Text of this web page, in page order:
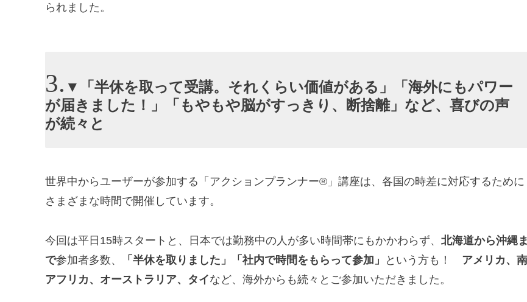
られました。
▼「半休を取って受講。それくらい価値がある」「海外にもパワー
が届きました！」「もやもや脳がすっきり、断捨離」など、喜びの声
が続々と
世界中からユーザーが参加する「アクションプランナー®」講座は、各国の時差に対応するために
さまざまな時間で開催しています。
今回は平日15時スタートと、日本では勤務中の人が多い時間帯にもかかわらず、 北海道から沖縄ま
で参加者多数、 「半休を取りました」「社内で時間をもらって参加」 という方も！ アメリカ、南
アフリカ、オーストラリア、タイなど、海外からも続々とご参加いただきました。